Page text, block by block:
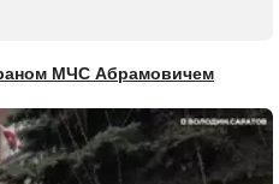
МЧС Абрамовичем